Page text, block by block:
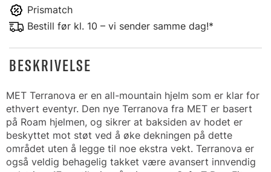
Prismatch
Bestill før kl. 10 – vi sender samme dag!*
BESKRIVELSE
MET Terranova er en all-mountain hjelm som er klar for
ethvert eventyr. Den nye Terranova fra MET er basert
på Roam hjelmen, og sikrer at baksiden av hodet er
beskyttet mot støt ved å øke dekningen på dette
området uten å legge til noe ekstra vekt. Terranova er
også veldig behagelig takket være avansert innvendig